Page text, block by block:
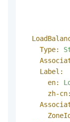
Type:
Label:
en:
zh-cn: